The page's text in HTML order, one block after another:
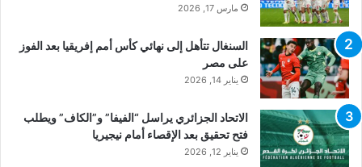
مارس 17, 2026
السنغال تتأهل إلى نهائي كأس أمم إفريقيا بعد الفوز
على مصر
يناير 14, 2026
الاتحاد الجزائري يراسل “الفيفا” و”الكاف” ويطلب
فتح تحقيق بعد الإقصاء أمام نيجيريا
يناير 12, 2026